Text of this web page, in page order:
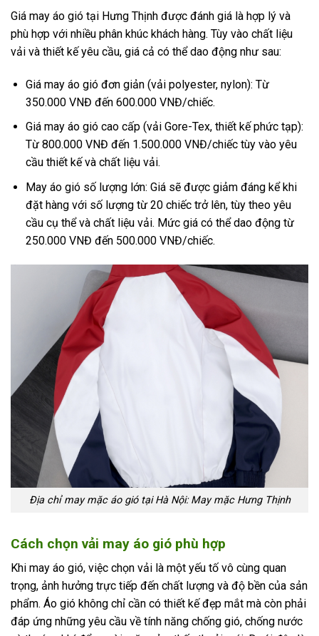
Giá may áo gió tại Hưng Thịnh được đánh giá là hợp lý và
phù hợp với nhiều phân khúc khách hàng. Tùy vào chất liệu
vải và thiết kế yêu cầu, giá cả có thể dao động như sau:
Giá may áo gió đơn giản (vải polyester, nylon): Từ
350.000 VNĐ đến 600.000 VNĐ/chiếc.
Giá may áo gió cao cấp (vải Gore-Tex, thiết kế phức tạp):
Từ 800.000 VNĐ đến 1.500.000 VNĐ/chiếc tùy vào yêu
cầu thiết kế và chất liệu vải.
May áo gió số lượng lớn: Giá sẽ được giảm đáng kể khi
đặt hàng với số lượng từ 20 chiếc trở lên, tùy theo yêu
cầu cụ thể và chất liệu vải. Mức giá có thể dao động từ
250.000 VNĐ đến 500.000 VNĐ/chiếc.
Địa chỉ may mặc áo gió tại Hà Nội: May mặc Hưng Thịnh
Cách chọn vải may áo gió phù hợp
Khi may áo gió, việc chọn vải là một yếu tố vô cùng quan
trọng, ảnh hưởng trực tiếp đến chất lượng và độ bền của sản
phẩm. Áo gió không chỉ cần có thiết kế đẹp mắt mà còn phải
đáp ứng những yêu cầu về tính năng chống gió, chống nước